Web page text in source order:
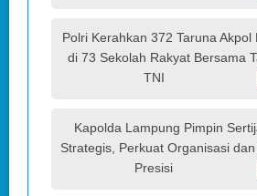
Polri Kerahkan 372 Taruna Akpol
di 73 Sekolah Rakyat Bersama
TNI
Kapolda Lampung Pimpin
Strategis, Perkuat Organisasi
Presisi